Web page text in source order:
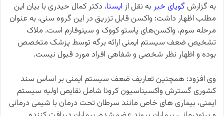
به گزارش گویای خبر به نقل از ایسنا، دکتر کمال حیدری با بیان این
مطلب اظهار داشت: واکسن قابل تزریق در این گروه سنی، به عنوان
مرحله سوم، واکسن‌های پاستو کووک و سینوفارم است. ملاک
تشخیص ضعف سیستم ایمنی ارائه برگه توسط پزشک متخصص
بوده و اظهار نظر شخصی و شفاهی افراد مورد قبول نیست.
وی افزود: همچنین تعاریف ضعف سیستم ایمنی بر اساس سند
کشوری گسترش واکسیناسیون کرونا شامل نقایص اولیه سیستم
ایمنی، بیماری های خاص مانند سرطان تحت درمان با شیمی درمانی